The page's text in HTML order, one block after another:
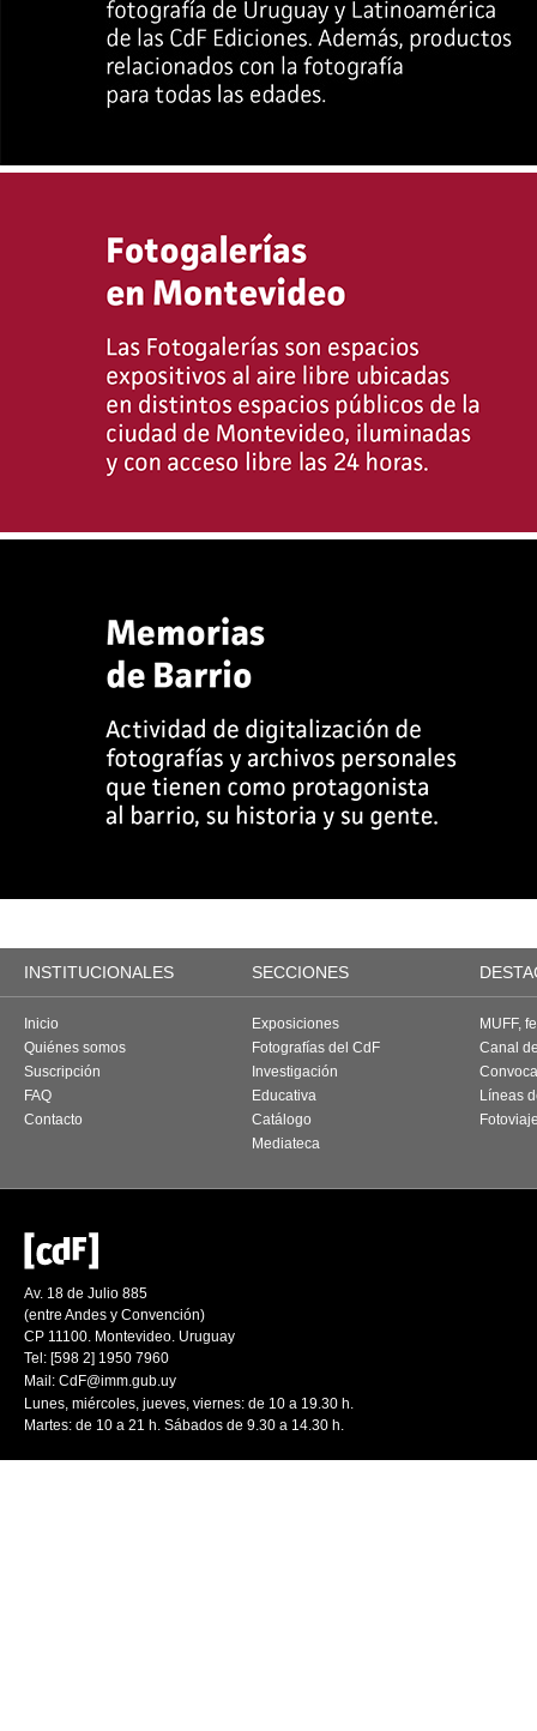
INSTITUCIONALES SECCIONES
Inicio
Quiénes somos
Suscripción
FAQ
Contacto
Exposiciones
Fotografías del CdF
Investigación
Educativa
Catálogo
Mediateca
MUFF,
Canal
Líneas
Av. 18 de Julio 885
(entre Andes y Convención)
CP 11100. Montevideo. Uruguay
Tel: [598 2] 1950 7960
Mail: CdF@imm.gub.uy
Lunes, miércoles, jueves, viernes: de 10 a 19.30 h.
Martes: de 10 a 21 h. Sábados de 9.30 a 14.30 h.